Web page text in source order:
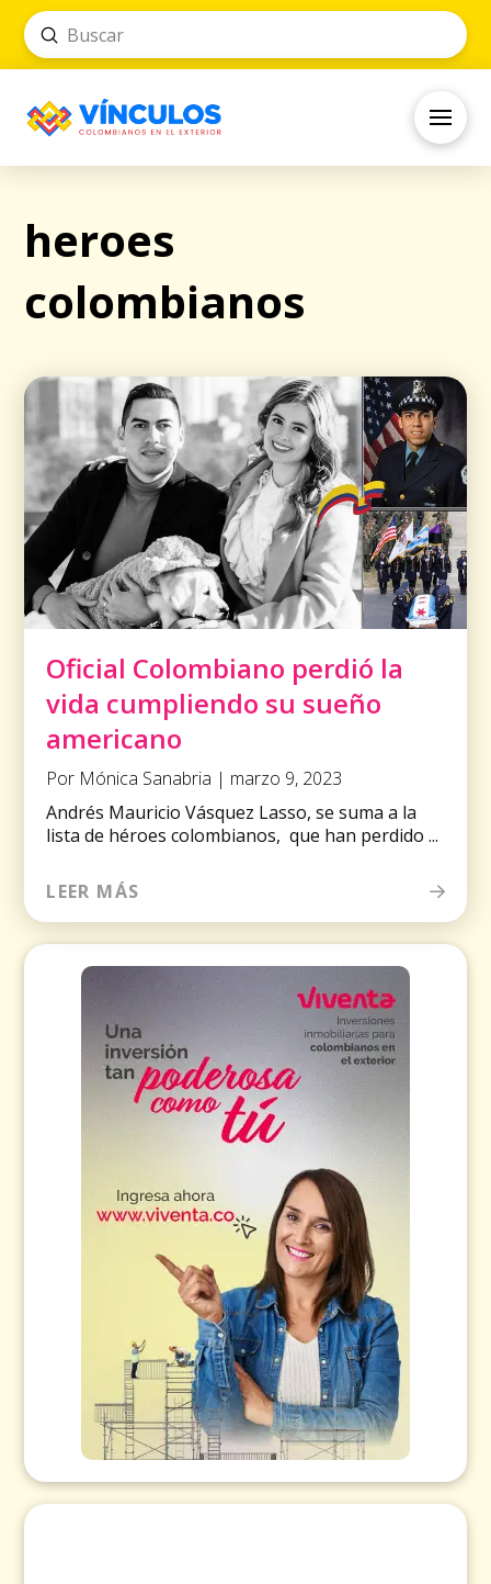
Search
Submit
heroes
colombianos
Oficial Colombiano perdió la
vida cumpliendo su sueño
americano
Por Mónica Sanabria | marzo 9, 2023
Andrés Mauricio Vásquez Lasso, se suma a la
lista de héroes colombianos, que han perdido ...
LEER MÁS